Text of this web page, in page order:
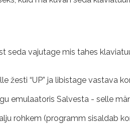
seda vajutage mis tahes
žesti “UP” ja libistage vastava
emulaatoris Salvesta - selle
rohkem (programm sisaldab